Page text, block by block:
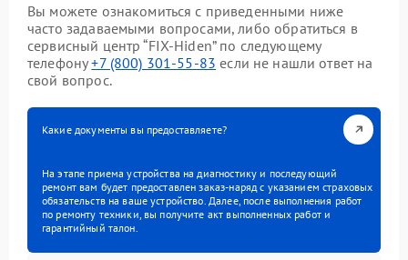
Вы можете ознакомиться с приведенными ниже
часто задаваемыми вопросами, либо обратиться в
сервисный центр “FIX-Hiden” по следующему
телефону+7 (800) 301-55-83 если не нашли ответ на
свой вопрос.
Какие документы вы предоставляете?
На этапе приема устройства на диагностику и последующий
ремонт вам будет предоставлен заказ-наряд с указанием страховых
обязательств на ваше устройство. Далее, после выполнения работ
по ремонту техники, вы получите акт выполненных работ и
гарантийный талон.